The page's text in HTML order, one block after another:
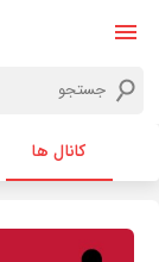
کانال ها